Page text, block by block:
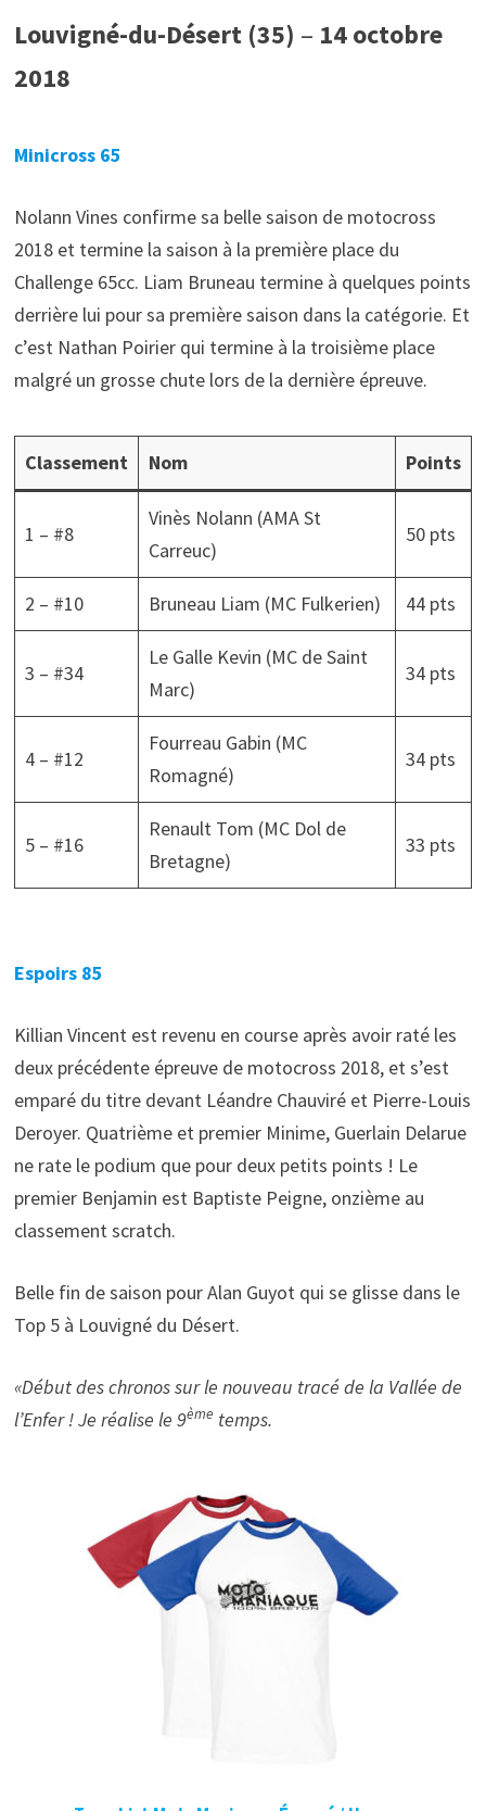
Louvigné-du-Désert (35) – 14 octobre
2018
Minicross 65
Nolann Vines confirme sa belle saison de motocross
2018 et termine la saison à la première place du
Challenge 65cc. Liam Bruneau termine à quelques points
derrière lui pour sa première saison dans la catégorie. Et
c’est Nathan Poirier qui termine à la troisième place
malgré un grosse chute lors de la dernière épreuve.
Classement Nom Points
1 – #8
Vinès Nolann (AMA St
Carreuc)
50 pts
2 – #10 Bruneau Liam (MC Fulkerien) 44 pts
3 – #34
Le Galle Kevin (MC de Saint
Marc)
34 pts
4 – #12
Fourreau Gabin (MC
Romagné)
34 pts
5 – #16
Renault Tom (MC Dol de
Bretagne)
33 pts
Espoirs 85
Killian Vincent est revenu en course après avoir raté les
deux précédente épreuve de motocross 2018, et s’est
emparé du titre devant Léandre Chauviré et Pierre-Louis
Deroyer. Quatrième et premier Minime, Guerlain Delarue
ne rate le podium que pour deux petits points ! Le
premier Benjamin est Baptiste Peigne, onzième au
classement scratch.
Belle fin de saison pour Alan Guyot qui se glisse dans le
Top 5 à Louvigné du Désert.
«Début des chronos sur le nouveau tracé de la Vallée de
l’Enfer ! Je réalise le 9ème temps.